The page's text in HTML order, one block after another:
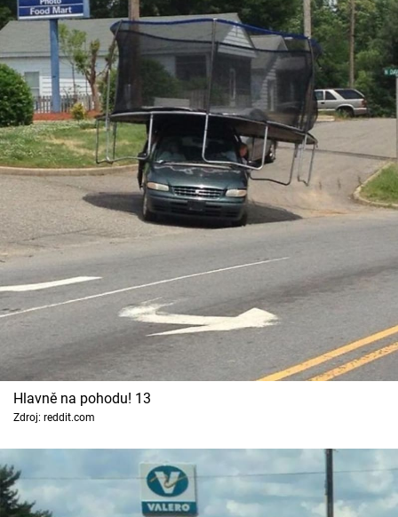
Hlavně na pohodu! 13
Zdroj: reddit.com